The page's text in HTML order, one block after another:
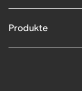
Produkte